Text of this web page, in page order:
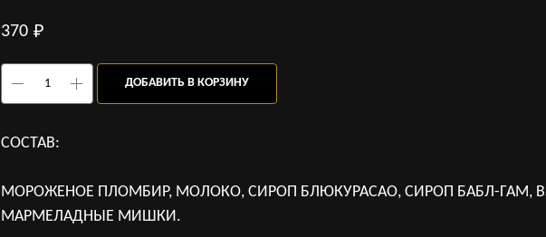
370 ₽
ДОБАВИТЬ В КОРЗИНУ
СОСТАВ:
МОРОЖЕНОЕ ПЛОМБИР, МОЛОКО, СИРОП БЛЮКУРАСАО, СИРОП БАБЛ-ГАМ,
МАРМЕЛАДНЫЕ МИШКИ.